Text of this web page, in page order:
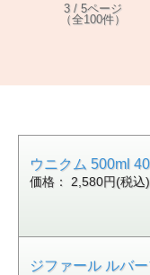
3 / 5ページ
（全100件）
ウニクム 500ml
価格： 2,580円(税込)
ジファール ルバ